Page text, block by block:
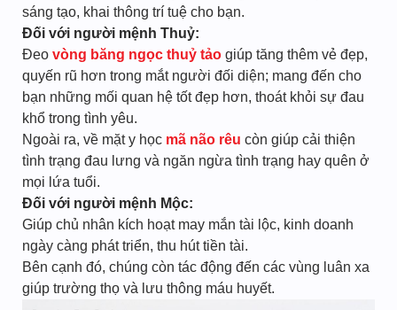
sáng tạo, khai thông trí tuệ cho bạn.
Đối với người mệnh Thuỷ:
Đeo vòng băng ngọc thuỷ tảo giúp tăng thêm vẻ đẹp,
quyến rũ hơn trong mắt người đối diện; mang đến cho
bạn những mối quan hệ tốt đẹp hơn, thoát khỏi sự đau
khổ trong tình yêu.
Ngoài ra, về mặt y học mã não rêu còn giúp cải thiện
tình trạng đau lưng và ngăn ngừa tình trạng hay quên ở
mọi lứa tuổi.
Đối với người mệnh Mộc:
Giúp chủ nhân kích hoạt may mắn tài lộc, kinh doanh
ngày càng phát triển, thu hút tiền tài.
Bên cạnh đó, chúng còn tác động đến các vùng luân xa
giúp trường thọ và lưu thông máu huyết.